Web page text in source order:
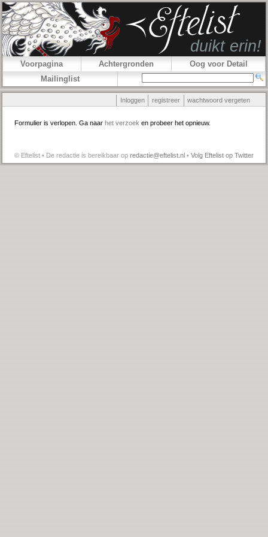
Voorpagina Achtergronden
Oog voor Detail
Mailinglist
Inloggen registreer wachtwoord vergeten
Formulier is verlopen. Ga naar het verzoek en probeer het opnieuw.
© Eftelist • De redactie is bereikbaar op redactie@eftelist.nl • Volg Eftelist op Twitter